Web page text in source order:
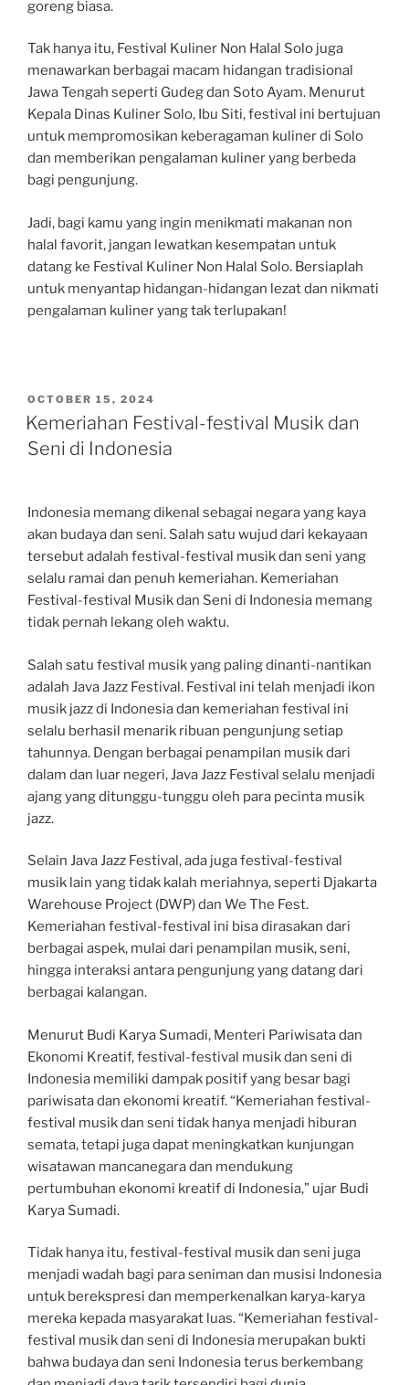
goreng biasa.
Tak hanya itu, Festival Kuliner Non Halal Solo juga
menawarkan berbagai macam hidangan tradisional
Jawa Tengah seperti Gudeg dan Soto Ayam. Menurut
Kepala Dinas Kuliner Solo, Ibu Siti, festival ini bertujuan
untuk mempromosikan keberagaman kuliner di Solo
dan memberikan pengalaman kuliner yang berbeda
bagi pengunjung.
Jadi, bagi kamu yang ingin menikmati makanan non
halal favorit, jangan lewatkan kesempatan untuk
datang ke Festival Kuliner Non Halal Solo. Bersiaplah
untuk menyantap hidangan-hidangan lezat dan nikmati
pengalaman kuliner yang tak terlupakan!
POSTED
ON
OCTOBER 15, 2024
Kemeriahan Festival-festival Musik dan
Seni di Indonesia
Indonesia memang dikenal sebagai negara yang kaya
akan budaya dan seni. Salah satu wujud dari kekayaan
tersebut adalah festival-festival musik dan seni yang
selalu ramai dan penuh kemeriahan. Kemeriahan
Festival-festival Musik dan Seni di Indonesia memang
tidak pernah lekang oleh waktu.
Salah satu festival musik yang paling dinanti-nantikan
adalah Java Jazz Festival. Festival ini telah menjadi ikon
musik jazz di Indonesia dan kemeriahan festival ini
selalu berhasil menarik ribuan pengunjung setiap
tahunnya. Dengan berbagai penampilan musik dari
dalam dan luar negeri, Java Jazz Festival selalu menjadi
ajang yang ditunggu-tunggu oleh para pecinta musik
jazz.
Selain Java Jazz Festival, ada juga festival-festival
musik lain yang tidak kalah meriahnya, seperti Djakarta
Warehouse Project (DWP) dan We The Fest.
Kemeriahan festival-festival ini bisa dirasakan dari
berbagai aspek, mulai dari penampilan musik, seni,
hingga interaksi antara pengunjung yang datang dari
berbagai kalangan.
Menurut Budi Karya Sumadi, Menteri Pariwisata dan
Ekonomi Kreatif, festival-festival musik dan seni di
Indonesia memiliki dampak positif yang besar bagi
pariwisata dan ekonomi kreatif. “Kemeriahan festival-
festival musik dan seni tidak hanya menjadi hiburan
semata, tetapi juga dapat meningkatkan kunjungan
wisatawan mancanegara dan mendukung
pertumbuhan ekonomi kreatif di Indonesia,” ujar Budi
Karya Sumadi.
Tidak hanya itu, festival-festival musik dan seni juga
menjadi wadah bagi para seniman dan musisi Indonesia
untuk berekspresi dan memperkenalkan karya-karya
mereka kepada masyarakat luas. “Kemeriahan festival-
festival musik dan seni di Indonesia merupakan bukti
bahwa budaya dan seni Indonesia terus berkembang